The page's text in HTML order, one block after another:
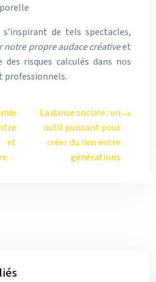
de tels spectacles,
notre propre audace créativeet
risques calculés dans nos
professionnels.
et
La danse sociale : un
outil puissant pour
créer du lien entre
générations